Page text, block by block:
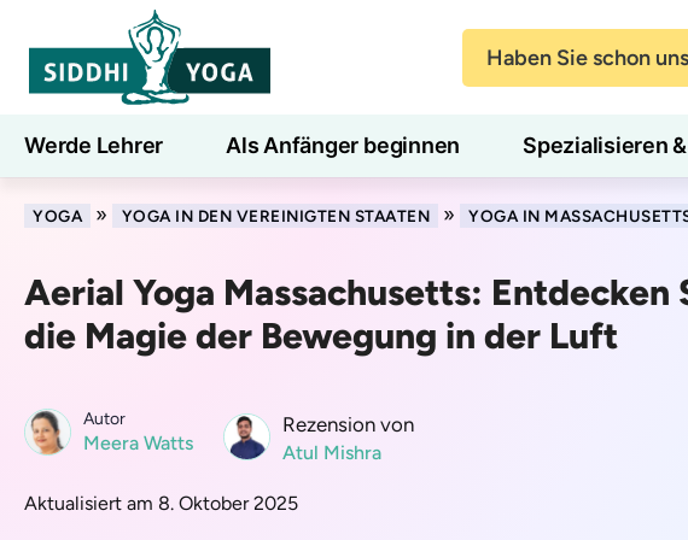
Haben Sie schon
Werde Lehrer Als Anfänger beginnen Spezialisieren
Blog Lernen
YOGA » YOGA IN DEN VEREINIGTEN STAATEN » YOGA IN
Aerial Yoga Massachusetts: Entdecken
die Magie der Bewegung in der Luft
Autor
Meera Watts
Rezension von
Atul Mishra
Aktualisiert am 8. Oktober 2025